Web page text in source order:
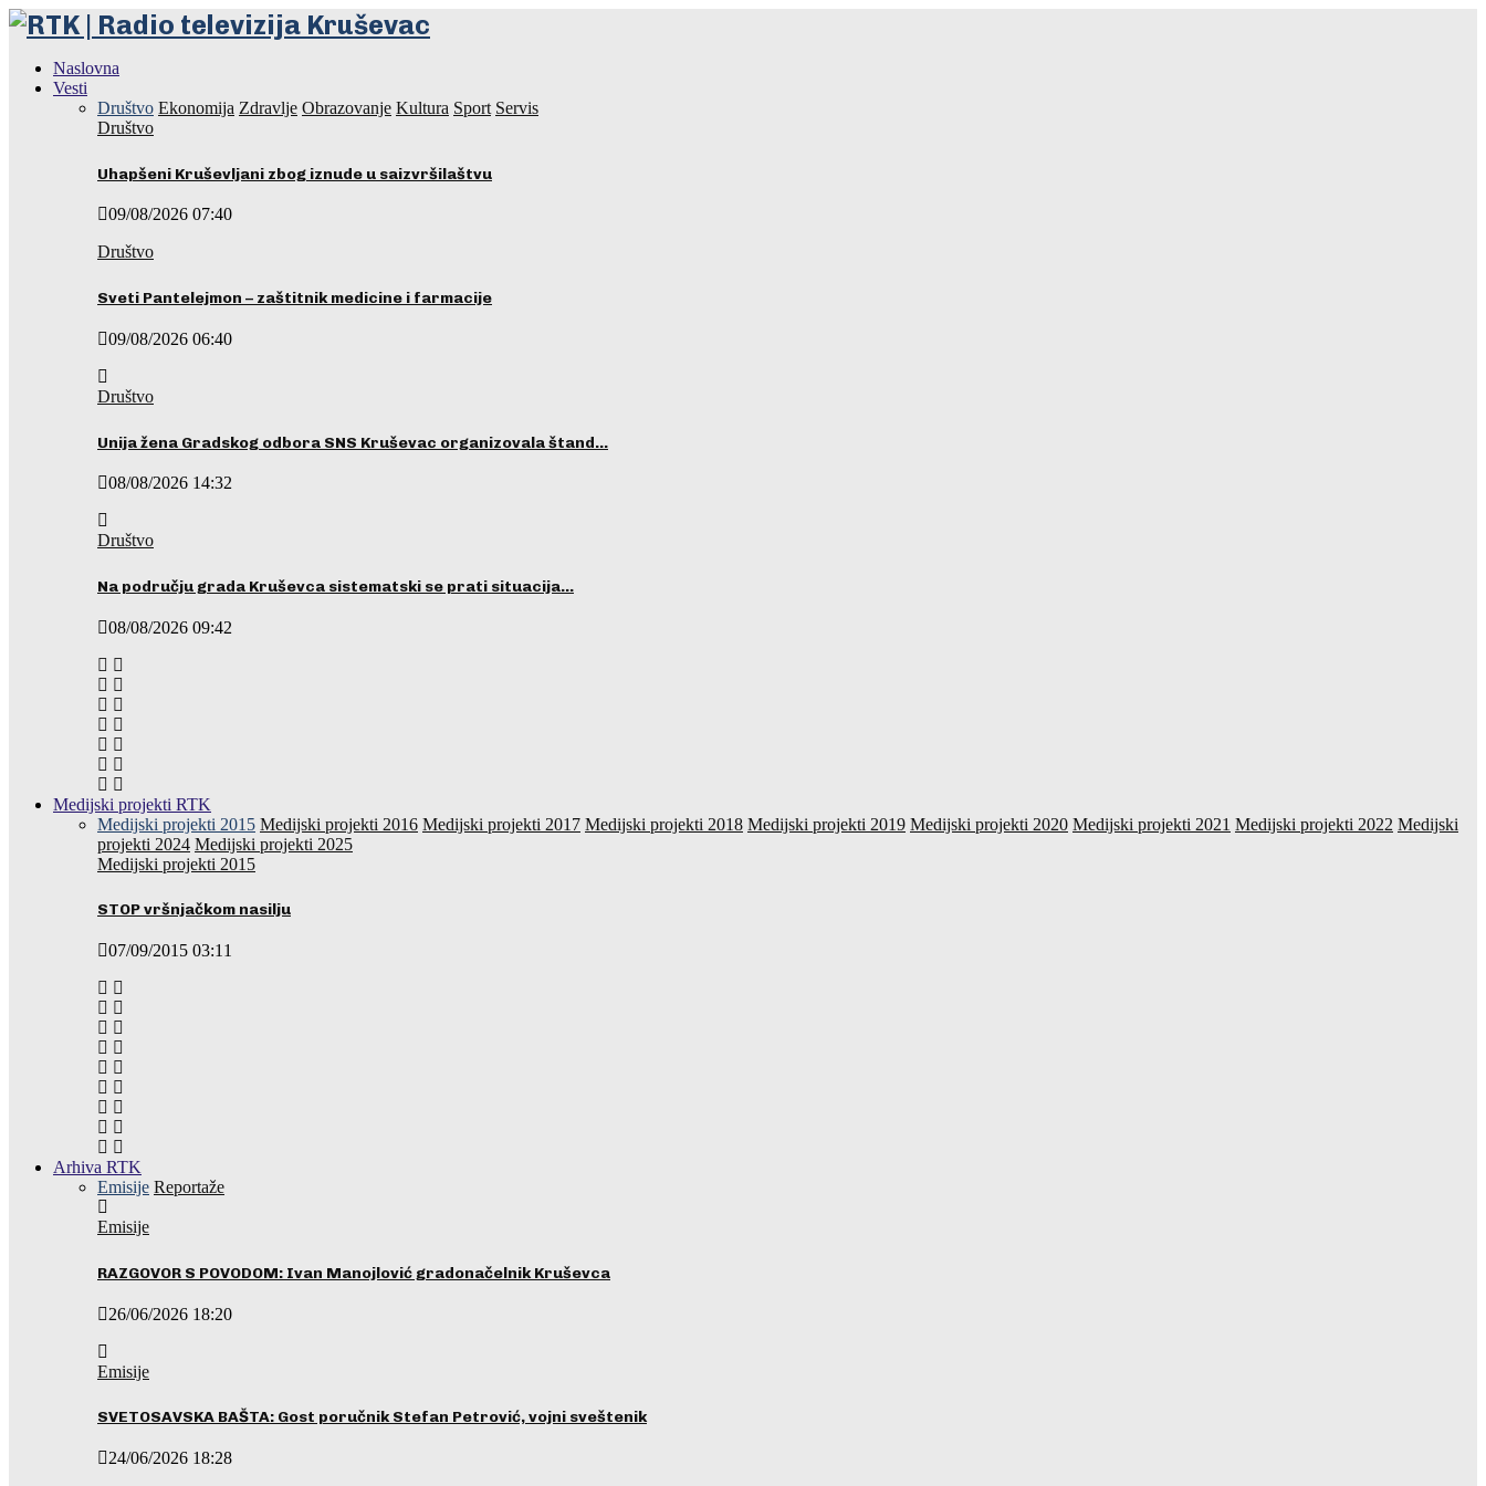
Naslovna
Vesti
Društvo Ekonomija Zdravlje Obrazovanje Kultura Sport Servis
Društvo
Uhapšeni Kruševljani zbog iznude u saizvršilaštvu
09/08/2026 07:40
Društvo
Sveti Pantelejmon – zaštitnik medicine i farmacije
09/08/2026 06:40
Društvo
Unija žena Gradskog odbora SNS Kruševac organizovala štand…
08/08/2026 14:32
Društvo
Na području grada Kruševca sistematski se prati situacija…
08/08/2026 09:42
Medijski projekti RTK
Medijski projekti 2015 Medijski projekti 2016 Medijski projekti 2017 Medijski projekti 2018 Medijski projekti 2019 Medijski projekti 2020 Medijski projekti 2021 Medijski projekti 2022 Medijski
projekti 2024 Medijski projekti 2025
Medijski projekti 2015
STOP vršnjačkom nasilju
07/09/2015 03:11
Arhiva RTK
Emisije Reportaže
Emisije
RAZGOVOR S POVODOM: Ivan Manojlović gradonačelnik Kruševca
26/06/2026 18:20
Emisije
SVETOSAVSKA BAŠTA: Gost poručnik Stefan Petrović, vojni sveštenik
24/06/2026 18:28